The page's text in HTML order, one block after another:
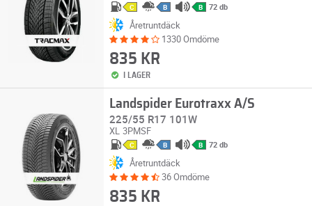
C B B 72 db
Åretruntdäck
1330 Omdöme
835 KR
I LAGER
Landspider Eurotraxx A/S
225/55 R17 101W
XL 3PMSF
C B B 72 db
Åretruntdäck
36 Omdöme
835 KR